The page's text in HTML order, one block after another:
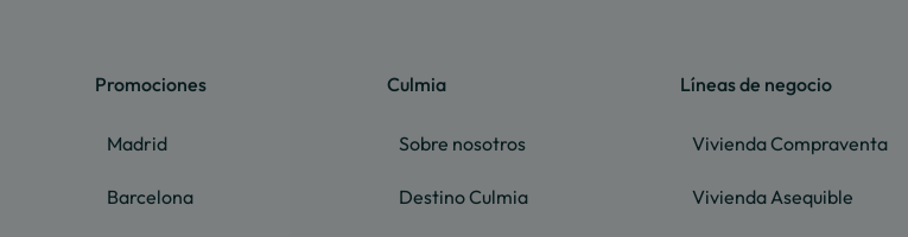
Promociones
Madrid
Barcelona
Culmia
Sobre nosotros
Destino Culmia
Líneas de negocio
Vivienda Compraventa
Vivienda Asequible